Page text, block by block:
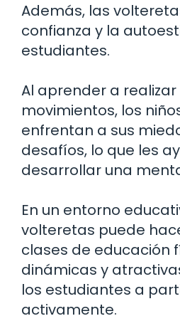
Además, las
confianza y la
estudiantes.
Al aprender a
movimientos, los
enfrentan a sus
desafíos, lo que les
desarrollar una
En un entorno
volteretas puede
clases de educación
dinámicas y
los estudiantes a
activamente.